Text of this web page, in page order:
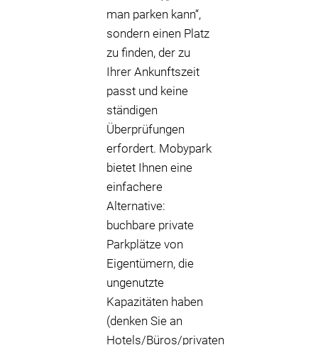
man parken kann“,
sondern einen Platz
zu finden, der zu
Ihrer Ankunftszeit
passt und keine
ständigen
Überprüfungen
erfordert. Mobypark
bietet Ihnen eine
einfachere
Alternative:
buchbare private
Parkplätze von
Eigentümern, die
ungenutzte
Kapazitäten haben
(denken Sie an
Hotels/Büros/privaten